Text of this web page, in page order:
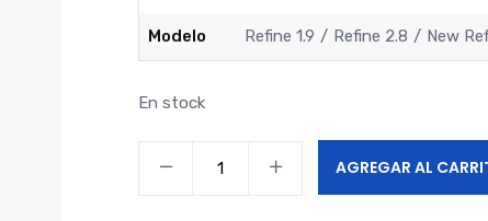
Modelo Refine 1.9 Refine 2.8 New
En stock
AGREGAR AL